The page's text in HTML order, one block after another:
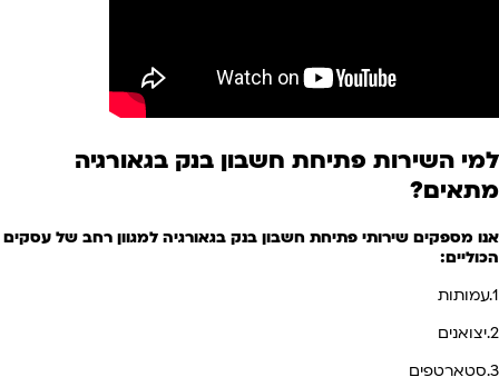
למי השירות פתיחת חשבון בנק בגאורגיה
מתאים?
אנו מספקים שירותי פתיחת חשבון בנק בגאורגיה למגוון רחב של עסקים
הכוליים:
1.עמותות
2.יצואנים
3.סטארטפים